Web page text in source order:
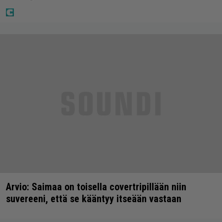
Arvio: Saimaa on toisella covertripillään niin
suvereeni, että se kääntyy itseään vastaan